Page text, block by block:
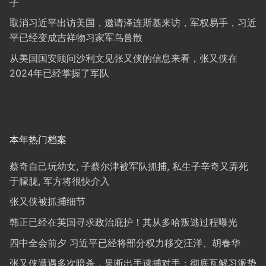
取消习近平出访美国，邀请泽连斯基来访，军权易手，习近
平已经变成吉祥物习家军鸟兽散
从美国国安顾问沙利文见张又侠的信息来看，张又侠在
2024年已经掌握了军队
本年热门档案
蔡奇自己玩幼女, 子蔡尔津被军队抓捕, 私生子辛奇又弄死
于朦胧, 军方将很快介入
张又侠被抓捕细节
韩正已经在英国寻求政治庇护！其从多哈叛逃过程曝光
四中全会前夕 习近平已经将部分权力移交汪洋、胡春华
张又侠遭遇多次暗杀，果断出手逮捕对手；彻底瓦解习派势